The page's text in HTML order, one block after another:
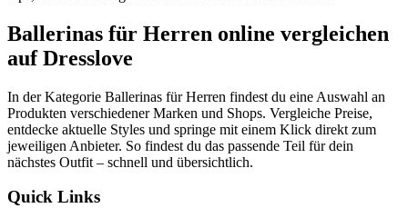
Ballerinas für Herren online vergleichen
auf Dresslove
In der Kategorie Ballerinas für Herren findest du eine Auswahl an
Produkten verschiedener Marken und Shops. Vergleiche Preise,
entdecke aktuelle Styles und springe mit einem Klick direkt zum
jeweiligen Anbieter. So findest du das passende Teil für dein
nächstes Outfit – schnell und übersichtlich.
Quick Links